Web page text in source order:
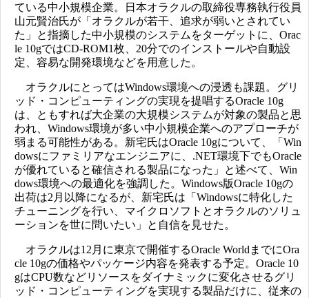
ている中小規模企業。日本オラクルの取締役専務執行役員
山元賢治氏が「オラクルが若干、追求が弱いとされてい
た」と指摘した中小規模のシステムをターゲットに、Orac
le 10gではCD-ROM1枚、20分でのインストールや自動設
定、容易な開発環境などを用意した。
オラクルにとってはWindows環境への浸透も課題。グリ
ッド・コンピューティングの実現を提唱するOracle 10g
は、ともすれば大企業の大規模システムが対象の製品と思
われ、Windows環境が多い中小規模企業へのアプローチが
弱まる可能性がある。新宅氏はOracle 10gについて、「Win
dowsにファミリアなエンジニアに、.NET環境下でもOracle
が優れていると確信される製品になった」と述べて、Win
dows環境への最適化を強調した。Windows版Oracle 10gの
出荷は2月以降になるが、新宅氏は「Windowsに特化した
チューニングを行い、マイクロソフトとオラクルのソリュ
ーションを世に問いたい」と自信を見せた。
オラクルは12月に東京で開催するOracle WorldまでにOra
cle 10gの価格やパッケージ内容を発表する予定。Oracle 10
gはCPU数などリソースをダイナミックに変化させるグリ
ッド・コンピューティングを実現する製品だけに、従来の